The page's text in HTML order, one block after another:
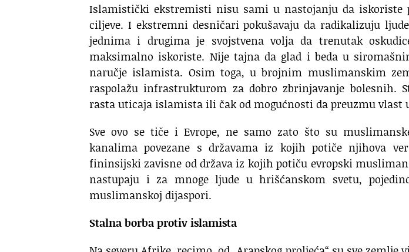
Islamistički ekstremisti nisu sami u nastojanju da iskoriste
ciljeve. I ekstremni desničari pokušavaju da radikalizuju
jednima i drugima je svojstvena volja da trenutak
maksimalno iskoriste. Nije tajna da glad i beda u
naručje islamista. Osim toga, u brojnim muslimanskim
raspolažu infrastrukturom za dobro zbrinjavanje bolesnih.
rasta uticaja islamista ili čak od mogućnosti da preuzmu vlast
Sve ovo se tiče i Evrope, ne samo zato što su
kanalima povezane s državama iz kojih potiče njihova
fininsijski zavisne od država iz kojih potiču evropski
nastupaju i za mnoge ljude u hrišćanskom svetu,
muslimanskoj dijaspori.
Stalna borba protiv islamista